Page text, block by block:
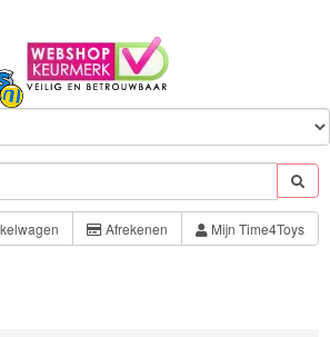
Afrekenen Mijn Time4Toys